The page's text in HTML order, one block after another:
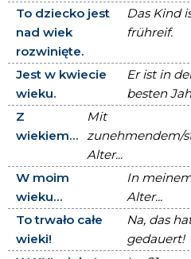
To dziecko jest
nad wiek
rozwinięte.
Das Kind
frühreif.
Jest w kwiecie
wieku.
Er ist in
besten
Z
wiekiem...
Mit
zunehmendem/
Alter...
W moim
wieku...
In
Alter...
To trwało całe
wieki!
Na, das
gedauert!